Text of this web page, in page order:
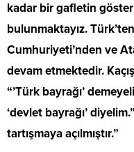
kadar bir gafletin
bulunmaktayız.
Cumhuriyeti’nden ve
devam etmektedir.
“’Türk bayrağı’
‘devlet bayrağı’
tartışmaya açılmıştır.”